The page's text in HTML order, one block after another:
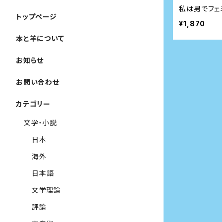
私は男でフェ
¥1,870
トップページ
本と羊について
お知らせ
お問い合わせ
カテゴリー
文学・小説
日本
海外
日本語
文学理論
評論